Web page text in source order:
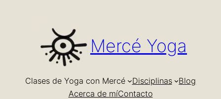
Mercé Yoga
Clases de Yoga con Mercé Disciplinas
Blog
Acerca de míContacto